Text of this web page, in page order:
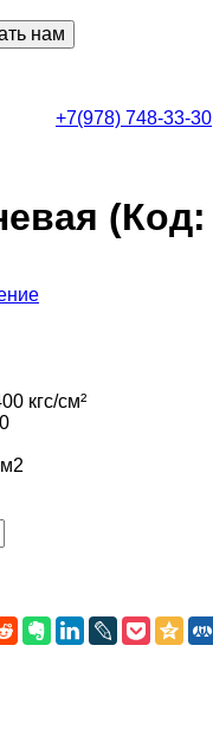
нам
+7(978) 748-33-30
(Код:
кгс/см²